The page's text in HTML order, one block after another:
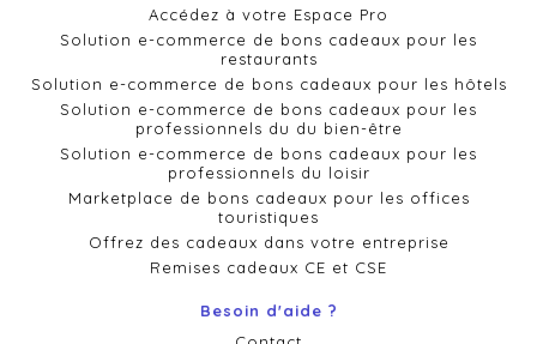
Accédez à votre Espace Pro
Solution e-commerce de bons cadeaux pour les
restaurants
Solution e-commerce de bons cadeaux pour les hôtels
Solution e-commerce de bons cadeaux pour les
professionnels du du bien-être
Solution e-commerce de bons cadeaux pour les
professionnels du loisir
Marketplace de bons cadeaux pour les offices
touristiques
Offrez des cadeaux dans votre entreprise
Remises cadeaux CE et CSE
Besoin d'aide ?